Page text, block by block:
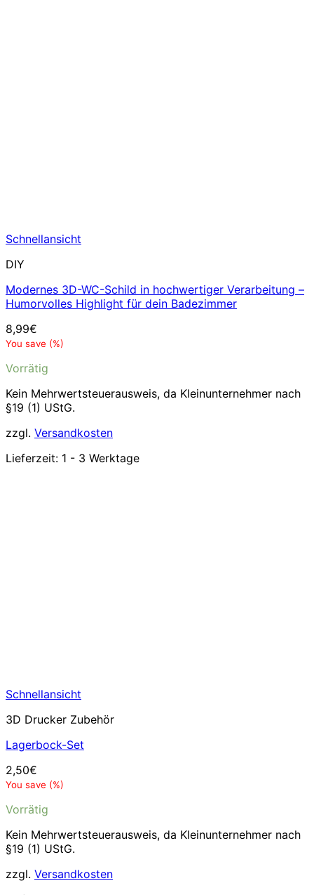
Schnellansicht
DIY
Modernes 3D-WC-Schild in hochwertiger Verarbeitung –
Humorvolles Highlight für dein Badezimmer
8,99€
You save (%)
Vorrätig
Kein Mehrwertsteuerausweis, da Kleinunternehmer nach
§19 (1) UStG.
zzgl. Versandkosten
Lieferzeit: 1 - 3 Werktage
Schnellansicht
3D Drucker Zubehör
Lagerbock-Set
2,50€
You save (%)
Vorrätig
Kein Mehrwertsteuerausweis, da Kleinunternehmer nach
§19 (1) UStG.
zzgl. Versandkosten